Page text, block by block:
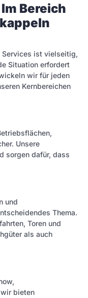
Bereich
Services ist vielseitig,
Situation erfordert
wir für jeden
Kernbereichen
Unsere
sorgen dafür, dass
und
Thema.
Toren und
als auch
bieten